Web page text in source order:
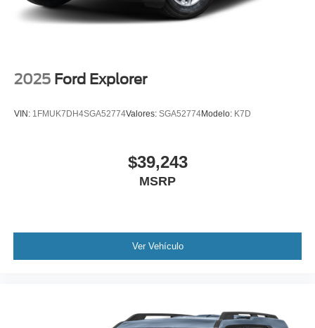
2025 Ford Explorer
VIN: 1FMUK7DH4SGA52774Valores: SGA52774Modelo: K7D
$39,243
MSRP
Ver Vehículo